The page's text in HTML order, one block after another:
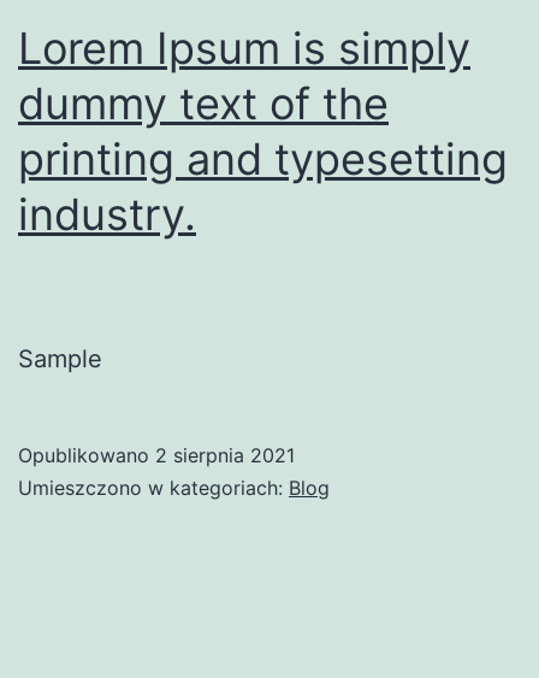
Lorem Ipsum is simply
dummy text of the
printing and typesetting
industry.
Sample
Opublikowano 2 sierpnia 2021
Umieszczono w kategoriach: Blog